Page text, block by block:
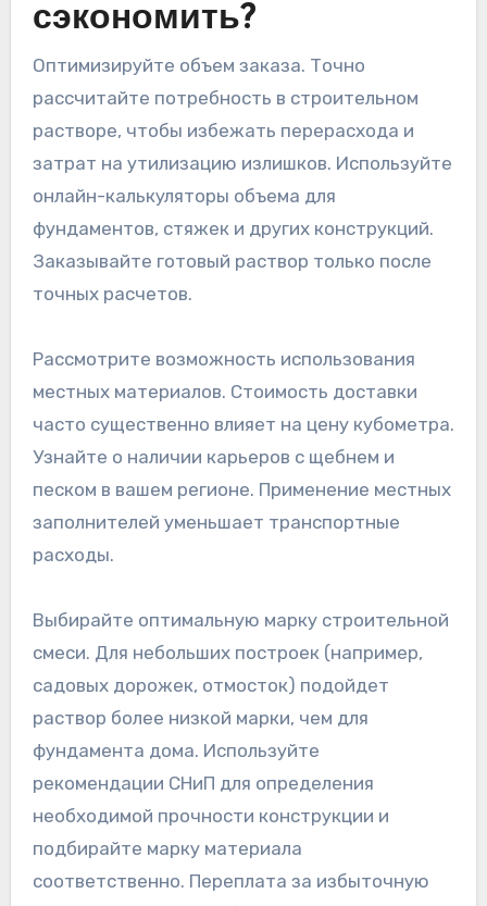
сэкономить?
Оптимизируйте объем заказа. Точно
рассчитайте потребность в строительном
растворе, чтобы избежать перерасхода и
затрат на утилизацию излишков. Используйте
онлайн-калькуляторы объема для
фундаментов, стяжек и других конструкций.
Заказывайте готовый раствор только после
точных расчетов.
Рассмотрите возможность использования
местных материалов. Стоимость доставки
часто существенно влияет на цену кубометра.
Узнайте о наличии карьеров с щебнем и
песком в вашем регионе. Применение местных
заполнителей уменьшает транспортные
расходы.
Выбирайте оптимальную марку строительной
смеси. Для небольших построек (например,
садовых дорожек, отмосток) подойдет
раствор более низкой марки, чем для
фундамента дома. Используйте
рекомендации СНиП для определения
необходимой прочности конструкции и
подбирайте марку материала
соответственно. Переплата за избыточную